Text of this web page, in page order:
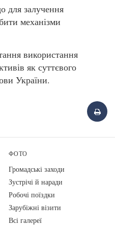
для залучення
механізми
використання
як суттєвого
України.
ФОТО
Громадські заходи
Зустрічі й наради
Робочі поїздки
Зарубіжні візити
Всі галереї